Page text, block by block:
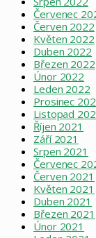
Červenec
Červen 2022
Květen 2022
Duben 2022
Březen 2022
Únor 2022
Leden 2022
Prosinec
Listopad
Říjen 2021
Září 2021
Srpen 2021
Červenec
Červen 2021
Květen 2021
Duben 2021
Březen 2021
Únor 2021